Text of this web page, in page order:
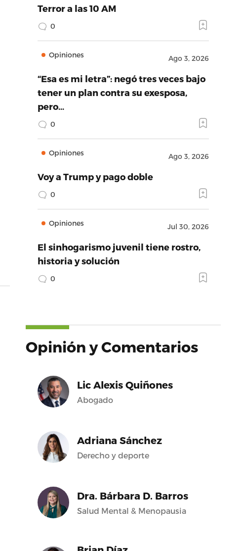
Terror a las 10 AM
0
Opiniones Ago 3, 2026
“Esa es mi letra”: negó tres veces bajo
tener un plan contra su exesposa,
pero…
0
Opiniones Ago 3, 2026
Voy a Trump y pago doble
0
Opiniones Jul 30, 2026
El sinhogarismo juvenil tiene rostro,
historia y solución
0
Opinión y Comentarios
Lic Alexis Quiñones
Abogado
Adriana Sánchez
Derecho y deporte
Dra. Bárbara D. Barros
Salud Mental & Menopausia